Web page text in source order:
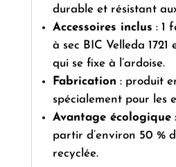
durable et résistant
Accessoires inclus : 1
à sec BIC Velleda 1721
qui se fixe à l’ardoise.
Fabrication : produit
spécialement pour les
Avantage écologique:
partir d’environ 50 %
recyclée.